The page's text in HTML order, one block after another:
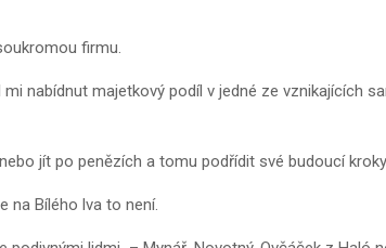
firmu.
nabídnut majetkový podíl v jedné ze vznikajících
jít po penězích a tomu podřídit své budoucí
na Bílého lva to není.